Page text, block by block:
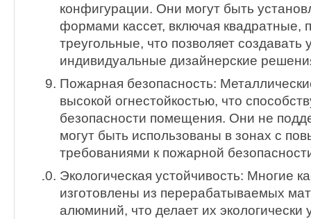
конфигурации. Они могут быть
формами кассет, включая квадратные,
треугольные, что позволяет создавать
индивидуальные дизайнерские
Пожарная безопасность:
высокой огнестойкостью, что
безопасности помещения. Они не
могут быть использованы в зонах с
требованиями к пожарной
Экологическая устойчивость: Многие
изготовлены из перерабатываемых
алюминий, что делает их